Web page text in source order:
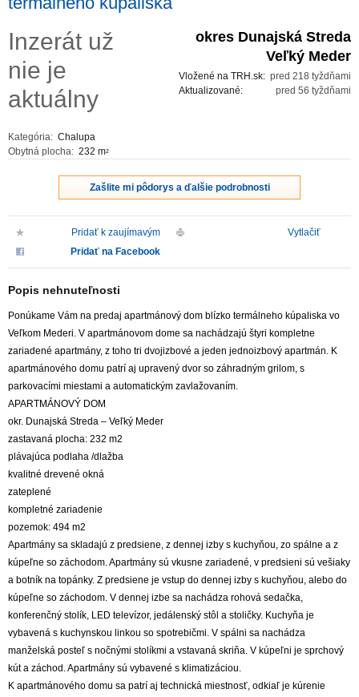
REKLAMA
PARTNERI
OBCHODNÉ PODMIENKY
Inzerát už
nie je
aktuálny
Kategória: Chalupa
Obytná plocha: 232 m2
okres Dunajská Streda
Veľký Meder
pred 218 tyždňami
Vložené na TRH.sk:
pred 56 tyždňami
Aktualizované:
Zašlite mi pôdorys a ďalšie podrobnosti
Pridať k zaujímavým
Vytlačiť
Pridať na Facebook
Popis nehnuteľnosti
Ponúkame Vám na predaj apartmánový dom blízko termálneho kúpaliska vo
Veľkom Mederi. V apartmánovom dome sa nachádzajú štyri kompletne
zariadené apartmány, z toho tri dvojizbové a jeden jednoizbový apartmán. K
apartmánového domu patrí aj upravený dvor so záhradným grilom, s
parkovacími miestami a automatickým zavlažovaním.
APARTMÁNOVÝ DOM
okr. Dunajská Streda – Veľký Meder
zastavaná plocha: 232 m2
plávajúca podlaha /dlažba
kvalitné drevené okná
zateplené
kompletné zariadenie
pozemok: 494 m2
Apartmány sa skladajú z predsiene, z dennej izby s kuchyňou, zo spálne a z
kúpeľne so záchodom. Apartmány sú vkusne zariadené, v predsieni sú vešiaky
a botník na topánky. Z predsiene je vstup do dennej izby s kuchyňou, alebo do
kúpeľne so záchodom. V dennej izbe sa nachádza rohová sedačka,
konferenčný stolík, LED televízor, jedálenský stôl a stoličky. Kuchyňa je
vybavená s kuchynskou linkou so spotrebičmi. V spálni sa nachádza
manželská posteľ s nočnými stolíkmi a vstavaná skriňa. V kúpeľni je sprchový
kút a záchod. Apartmány sú vybavené s klimatizáciou.
K apartmánového domu sa patrí aj technická miestnosť, odkiaľ je kúrenie